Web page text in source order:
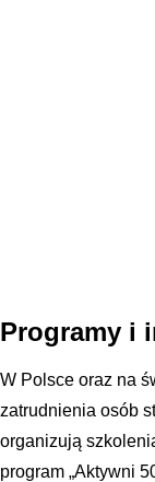
Programy i
W Polsce oraz na
zatrudnienia osób
organizują
program „Aktywni